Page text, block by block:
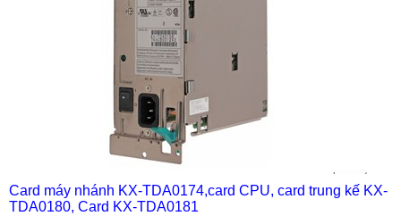
Card máy nhánh KX-TDA0174,card CPU, card trung kế KX-
TDA0180, Card KX-TDA0181